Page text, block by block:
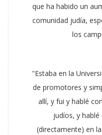
que ha habido un
comunidad judía,
los
"Estaba en la
de promotores y
allí, y fui y hablé
judíos, y
(directamente) en